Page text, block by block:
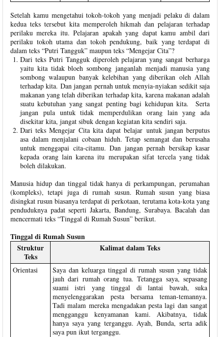
Setelah kamu mengetahui tokoh-tokoh yang menjadi pelaku di dalam
kedua teks tersebut kita memperoleh hikmah dan pelajaran terhadap
perilaku mereka itu. Pelajaran apakah yang dapat kamu ambil dari
perilaku tokoh utama dan tokoh pendukung, baik yang terdapat di
dalam teks “Putri Tangguk” maupun teks “Mengejar Cita”?
Dari teks Putri Tangguk diperoleh pelajaran yang sangat berharga
yaitu kita tidak bloeh sombong janganlah menjadi manusia yang
sombong walaupun banyak kelebihan yang diberikan oleh Allah
terhadap kita. Dan jangan pernah untuk menyia-nyiakan sedikit saja
makanan yang telah diberikan terhadap kita, karena makanan adalah
suatu kebutuhan yang sangat penting bagi kehidupan kita. Serta
jangan pula untuk tidak memperdulikan orang lain yang ada
disekitar kita, jangat sibuk dengan kegiatan kita sendiri saja.
Dari teks Mengejar Cita kita dapat belajar untuk jangan berputus
asa dalam menjalani cobaan hiduh. Tetap semangat dan berusaha
untuk menggapai cita-citamu. Dan jangan pernah bersikap kasar
kepada orang lain karena itu merupakan sifat tercela yang tidak
boleh dilakukan.
Manusia hidup dan tinggal tidak hanya di perkampungan, perumahan
(kompleks), tetapi juga di rumah susun. Rumah susun yang biasa
disingkat rusun biasanya terdapat di perkotaan, terutama kota-kota yang
penduduknya padat seperti Jakarta, Bandung, Surabaya. Bacalah dan
mencermati teks “Tinggal di Rumah Susun” berikut.
Tinggal di Rumah Susun
Struktur
Teks
Kalimat dalam Teks
Orientasi
Saya dan keluarga tinggal di rumah susun yang tidak
jauh dari rumah orang tua. Tetangga saya, sepasang
suami istri yang tinggal di lantai bawah, suka
menyelenggarakan pesta bersama teman-temannya.
Tadi malam mereka mengadakan pesta lagi dan sangat
mengganggu kenyamanan kami. Akibatnya, tidak
hanya saya yang terganggu. Ayah, Bunda, serta adik
saya pun ikut terganggu.